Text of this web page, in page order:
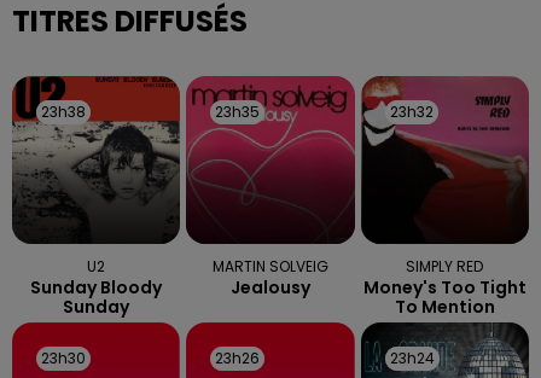
TITRES DIFFUSÉS
23h38
23h38
U2
Sunday Bloody
Sunday
23h35
23h35
MARTIN SOLVEIG
Jealousy
23h32
23h32
SIMPLY RED
Money's Too Tight
To Mention
23h30
23h30 23h26
23h26 23h24
23h24